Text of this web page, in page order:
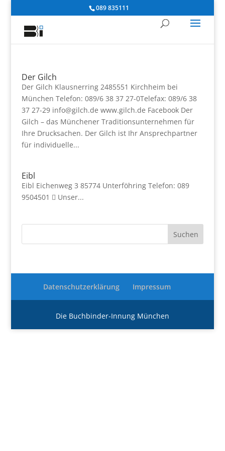
089 835111
Der Gilch
Der Gilch Klausnerring 2485551 Kirchheim bei
München Telefon: 089/6 38 37 27-0Telefax: 089/6 38
37 27-29 info@gilch.de www.gilch.de Facebook Der
Gilch – das Münchener Traditionsunternehmen für
Ihre Drucksachen. Der Gilch ist Ihr Ansprechpartner
für individuelle...
Eibl
Eibl Eichenweg 3 85774 Unterföhring Telefon: 089
9504501  Unser...
Datenschutzerklärung Impressum
Die Buchbinder-Innung München